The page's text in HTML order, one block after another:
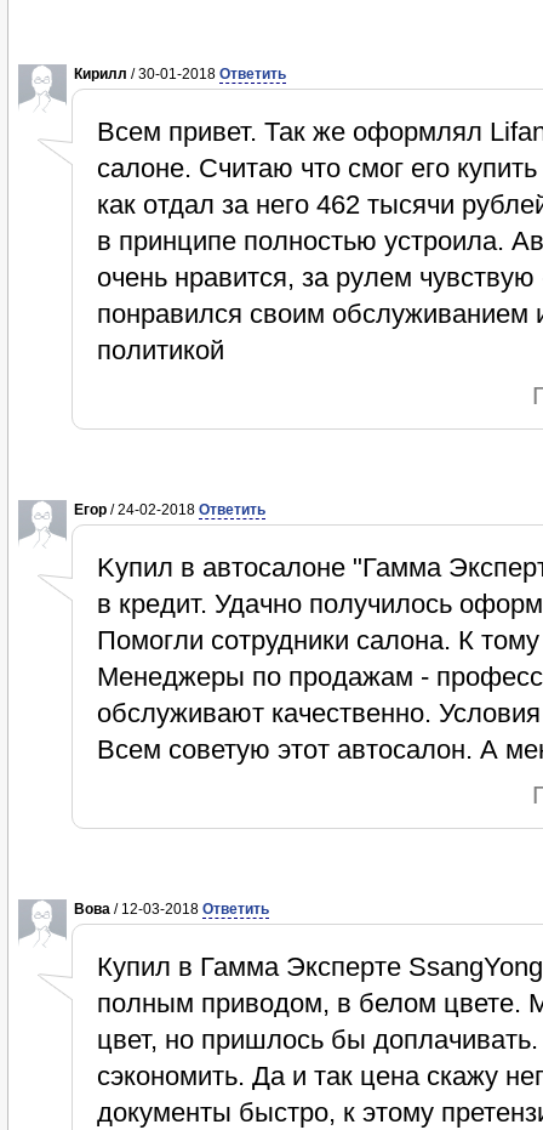
Кирилл / 30-01-2018 Ответить
Всем привет. Так же оформлял
салоне. Считаю что смог его
как отдал за него 462 тысячи
в принципе полностью устроила.
очень нравится, за рулем
понравился своим обслуживанием
политикой
Егор / 24-02-2018 Ответить
Kупил в автосалоне "Гамма
в кредит. Удачно получилось
Помогли сотрудники салона. К
Менеджеры по продажам -
обслуживают качественно.
Всем советую этот автосалон. А
Вова / 12-03-2018 Ответить
Купил в Гамма Эксперте
полным приводом, в белом цвете.
цвет, но пришлось бы
сэкономить. Да и так цена скажу
документы быстро, к этому